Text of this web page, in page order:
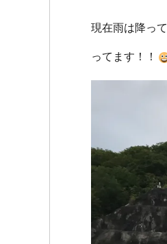
現在雨は降っ
ってます！！